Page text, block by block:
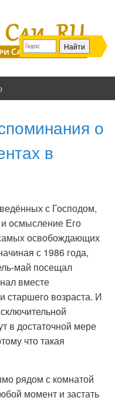
о
в
с Господом,
осмысление Его
освобождающих
с 1986 года,
май посещал
вместе
старшего возраста. И
в достаточной мере
что такая
рядом с комнатой
момент и застать